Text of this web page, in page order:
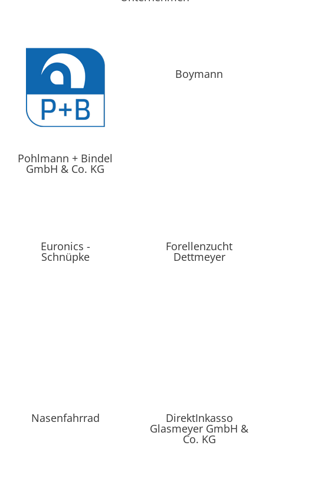
Pohlmann + Bindel
GmbH & Co. KG
Boymann
Euronics -
Schnüpke
Forellenzucht
Dettmeyer
Nasenfahrrad DirektInkasso
Glasmeyer GmbH &
Co. KG